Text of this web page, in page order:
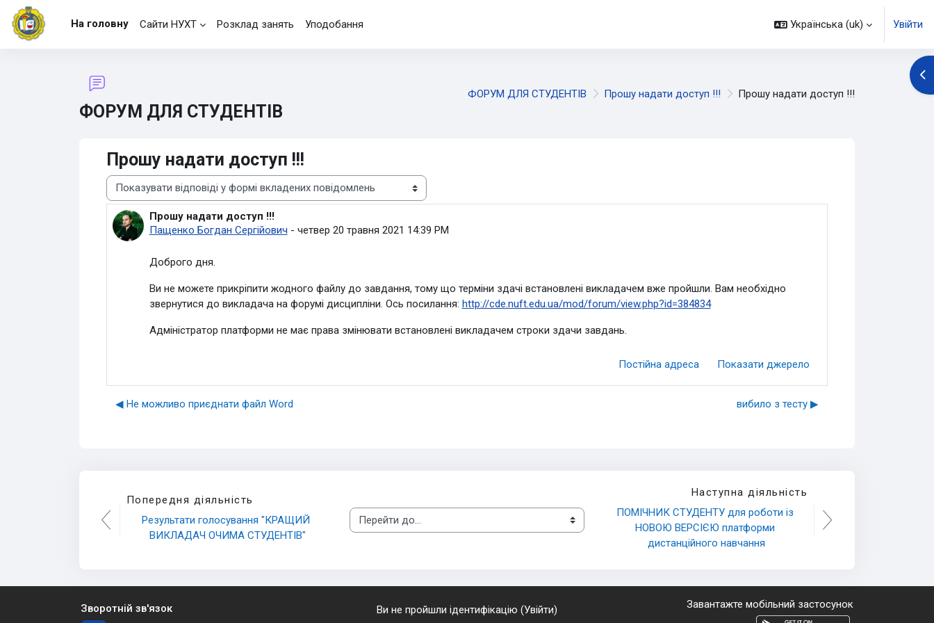
Перейти до головного вмісту
На головну
Сайти НУХТ Розклад занять Уподобання Українська ‎(uk)‎ Увійти
ФОРУМ ДЛЯ СТУДЕНТІВ
ФОРУМ ДЛЯ СТУДЕНТІВ Прошу надати доступ !!! Прошу надати доступ !!!
Прошу надати доступ !!!
Тип показу
Прошу надати доступ !!!
Пащенко Богдан Сергійович - четвер 20 травня 2021 14:39 PM
Кількість відповідей: 0
Доброго дня.
Ви не можете прикріпити жодного файлу до завдання, тому що терміни здачі встановлені викладачем вже пройшли. Вам необхідно
звернутися до викладача на форумі дисципліни. Ось посилання: http://cde.nuft.edu.ua/mod/forum/view.php?id=384834
Адміністратор платформи не має права змінювати встановлені викладачем строки здачи завдань.
Постійна адреса Показати джерело
◀︎ Не можливо приєднати файл Word вибило з тесту ▶︎
Попередня діяльність
Результати голосування "КРАЩИЙ
ВИКЛАДАЧ ОЧИМА СТУДЕНТІВ"
Перейти до...
Наступна діяльність
ПОМІЧНИК СТУДЕНТУ для роботи із
НОВОЮ ВЕРСІЄЮ платформи
дистанційного навчання
Зворотній зв'язок Ви не пройшли ідентифікацію (Увійти) Завантажте мобільний застосунок